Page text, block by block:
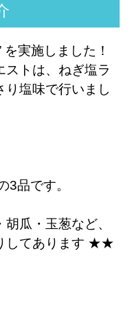
実施しました！
ストは、ねぎ塩ラ
り塩味で行いまし
3品です。
瓜・玉葱など、
してあります ★★